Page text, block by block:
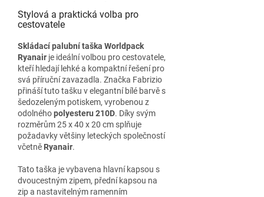
Stylová a praktická volba pro
cestovatele
Skládací palubní taška Worldpack
Ryanair je ideální volbou pro cestovatele,
kteří hledají lehké a kompaktní řešení pro
svá příruční zavazadla. Značka Fabrizio
přináší tuto tašku v elegantní bílé barvě s
šedozeleným potiskem, vyrobenou z
odolnéhopolyesteru 210D. Díky svým
rozměrům 25 x 40 x 20 cm splňuje
požadavky většiny leteckých společností
včetně Ryanair.
Tato taška je vybavena hlavní kapsou s
dvoucestným zipem, přední kapsou na
zip a nastavitelným ramenním